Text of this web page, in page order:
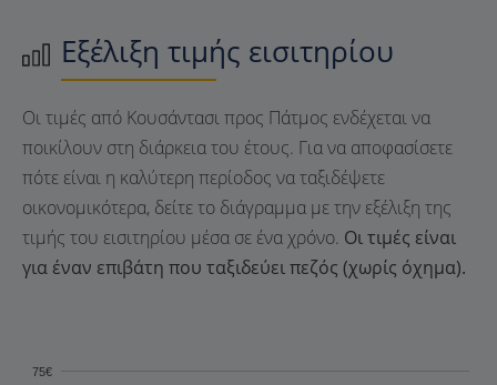
Εξέλιξη τιμής εισιτηρίου
Οι τιμές από Κουσάντασι προς Πάτμος ενδέχεται να
ποικίλουν στη διάρκεια του έτους. Για να αποφασίσετε
πότε είναι η καλύτερη περίοδος να ταξιδέψετε
οικονομικότερα, δείτε το διάγραμμα με την εξέλιξη της
τιμής του εισιτηρίου μέσα σε ένα χρόνο. Οι τιμές είναι
για έναν επιβάτη που ταξιδεύει πεζός (χωρίς όχημα).
75€